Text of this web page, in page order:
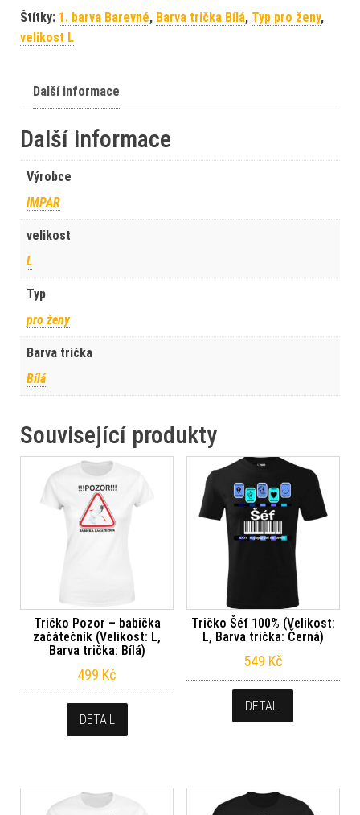
Štítky: 1. barva Barevné, Barva trička Bílá, Typ pro ženy,
velikost L
Další informace
Další informace
Výrobce
IMPAR
velikost
L
Typ
pro ženy
Barva trička
Bílá
Související produkty
Tričko Pozor – babička
začátečník (Velikost: L,
Barva trička: Bílá)
499 Kč
DETAIL
Tričko Šéf 100% (Velikost:
L, Barva trička: Černá)
549 Kč
DETAIL